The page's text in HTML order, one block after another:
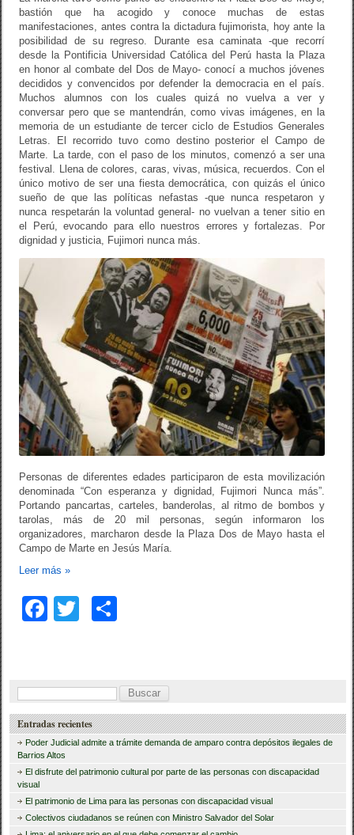
bastión que ha acogido y conoce muchas de estas
manifestaciones, antes contra la dictadura fujimorista, hoy ante la
posibilidad de su regreso. Durante esa caminata -que recorrí
desde la Pontificia Universidad Católica del Perú hasta la Plaza
en honor al combate del Dos de Mayo- conocí a muchos jóvenes
decididos y convencidos por defender la democracia en el país.
Muchos alumnos con los cuales quizá no vuelva a ver y
conversar pero que se mantendrán, como vivas imágenes, en la
memoria de un estudiante de tercer ciclo de Estudios Generales
Letras. El recorrido tuvo como destino posterior el Campo de
Marte. La tarde, con el paso de los minutos, comenzó a ser una
festival. Llena de colores, caras, vivas, música, recuerdos. Con el
único motivo de ser una fiesta democrática, con quizás el único
sueño de que las políticas nefastas -que nunca respetaron y
nunca respetarán la voluntad general- no vuelvan a tener sitio en
el Perú, evocando para ello nuestros errores y fortalezas. Por
dignidad y justicia, Fujimori nunca más.
Personas de diferentes edades participaron de esta movilización
denominada “Con esperanza y dignidad, Fujimori Nunca más”.
Portando pancartas, carteles, banderolas, al ritmo de bombos y
tarolas, más de 20 mil personas, según informaron los
organizadores, marcharon desde la Plaza Dos de Mayo hasta el
Campo de Marte en Jesús María.
Leer más»
F
e
b
o
o
T
er p
ar
tir
B
u
s
c
a
r
:
Entradas recientes
Poder Judicial admite a trámite demanda de amparo contra depósitos ilegales de
Barrios Altos
El disfrute del patrimonio cultural por parte de las personas con discapacidad
visual
El patrimonio de Lima para las personas con discapacidad visual
Colectivos ciudadanos se reúnen con Ministro Salvador del Solar